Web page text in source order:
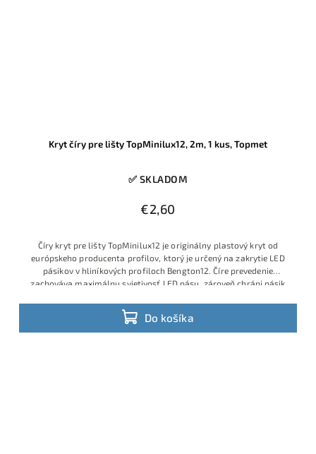
Kryt číry pre lišty TopMinilux12, 2m, 1 kus, Topmet
✅ SKLADOM
€2,60
Do košíka
Číry kryt pre lišty TopMinilux12 je originálny plastový kryt od
európskeho producenta profilov, ktorý je určený na zakrytie LED
pásikov v hliníkových profiloch Bengton12. Číre prevedenie
zachováva maximálnu svietivosť LED pásu, zároveň chráni pásik
bežnom používaní nábytku či interiéru. Dĺžka
spracovanie zaručujú presné dosadnutie do profilu bez vôle a
pekný čistý vzhľad celej svetelnej línie.